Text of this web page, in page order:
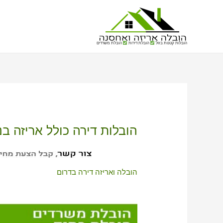
הובלות קטנות בזול הובלת דירות הובלת משרדים
הובלות דירה כולל אריזה
הובלה ואריזה דירה בדרום